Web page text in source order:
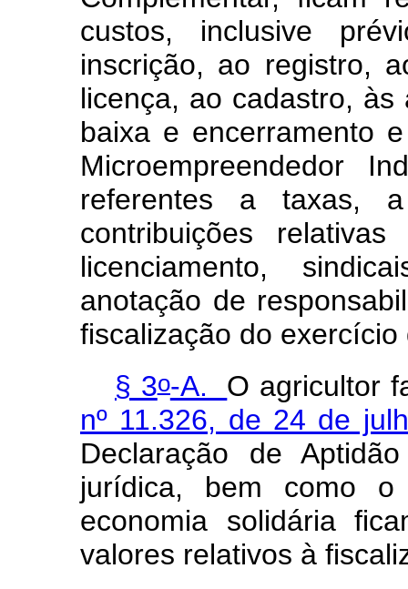
custos, inclusive
inscrição, ao registro,
licença, ao cadastro,
baixa e encerramento
Microempreendedor
referentes a taxas,
contribuições
licenciamento,
anotação de
fiscalização do
§ 3o-A. O agricultor
nº 11.326, de 24 de
Declaração de
jurídica, bem como
economia solidária
valores relativos à